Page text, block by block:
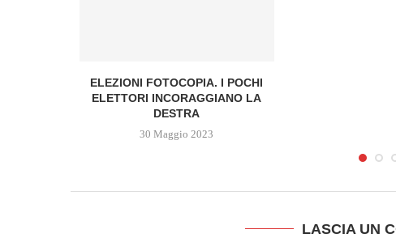
ELEZIONI FOTOCOPIA. I POCHI
ELETTORI INCORAGGIANO LA
DESTRA
30 Maggio 2023
LASCIA UN